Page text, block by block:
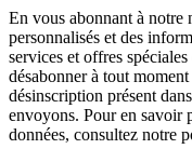
En vous abonnant à notre
personnalisés et des
services et offres
désabonner à tout
désinscription présent
envoyons. Pour en savoir
données, consultez notre